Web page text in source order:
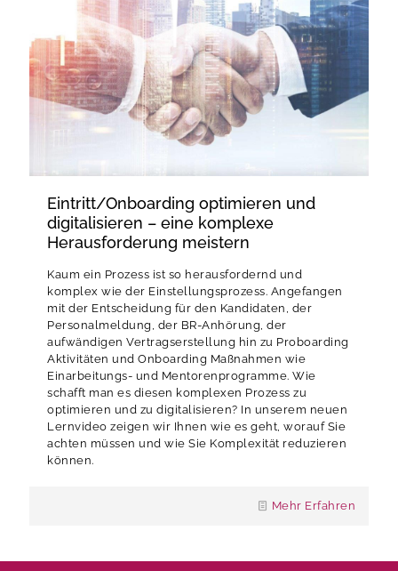
Eintritt/Onboarding optimieren und
digitalisieren – eine komplexe
Herausforderung meistern
Kaum ein Prozess ist so herausfordernd und
komplex wie der Einstellungsprozess. Angefangen
mit der Entscheidung für den Kandidaten, der
Personalmeldung, der BR-Anhörung, der
aufwändigen Vertragserstellung hin zu Proboarding
Aktivitäten und Onboarding Maßnahmen wie
Einarbeitungs- und Mentorenprogramme. Wie
schafft man es diesen komplexen Prozess zu
optimieren und zu digitalisieren? In unserem neuen
Lernvideo zeigen wir Ihnen wie es geht, worauf Sie
achten müssen und wie Sie Komplexität reduzieren
können.
Mehr Erfahren